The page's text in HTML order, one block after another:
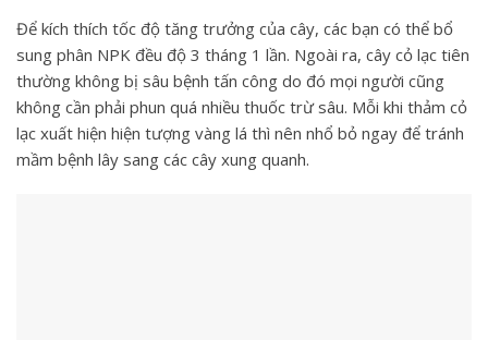
Để kích thích tốc độ tăng trưởng của cây, các bạn có thể bổ
sung phân NPK đều độ 3 tháng 1 lần. Ngoài ra, cây cỏ lạc tiên
thường không bị sâu bệnh tấn công do đó mọi người cũng
không cần phải phun quá nhiều thuốc trừ sâu. Mỗi khi thảm cỏ
lạc xuất hiện hiện tượng vàng lá thì nên nhổ bỏ ngay để tránh
mầm bệnh lây sang các cây xung quanh.